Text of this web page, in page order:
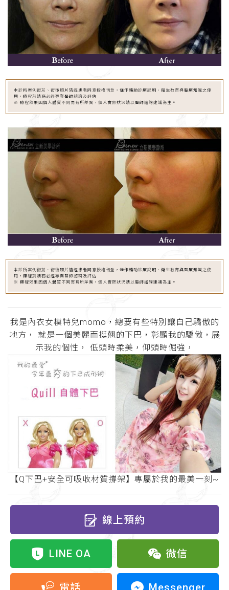
本診所案例術前、術後照片皆經患者同意授權刊登，僅作輔助診療說明、衛生教育與醫療知識之使
用，療程前請務必經專業醫師諮詢及評估
※ 療程效果因個人體質不同而有所差異，個人實際狀況請以醫師諮詢建議為主。
本診所案例術前、術後照片皆經患者同意授權刊登，僅作輔助診療說明、衛生教育與醫療知識之使
用，療程前請務必經專業醫師諮詢及評估
※ 療程效果因個人體質不同而有所差異，個人實際狀況請以醫師諮詢建議為主。
我是內衣女模特兒momo，總要有些特別讓自己驕傲的
地方， 就是一個美麗而挺翹的下巴，彰顯我的驕傲，展
示我的個性， 低頭時柔美，仰頭時倔強，
【Q下巴+安全可吸收材質撐架】專屬於我的最美一刻~
線上預約
LINE OA 微信
Messenger